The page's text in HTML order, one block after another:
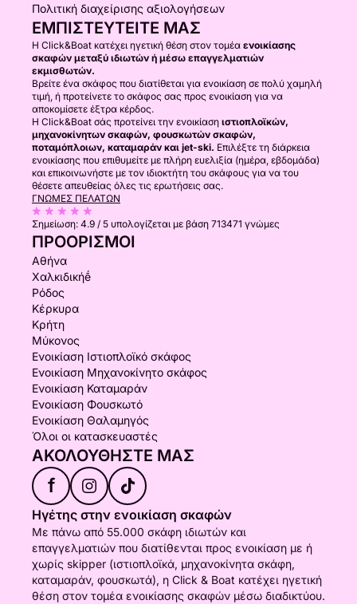
Πολιτική διαχείρισης αξιολογήσεων
ΕΜΠΙΣΤΕΥΤΕΊΤΕ ΜΑΣ
Η Click&Boat κατέχει ηγετική θέση στον τομέα ενοικίασης
σκαφών μεταξύ ιδιωτών ή μέσω επαγγελματιών
εκμισθωτών.
Βρείτε ένα σκάφος που διατίθεται για ενοικίαση σε πολύ χαμηλή
τιμή, ή προτείνετε το σκάφος σας προς ενοικίαση για να
αποκομίσετε έξτρα κέρδος.
Η Click&Boat σάς προτείνει την ενοικίαση ιστιοπλοϊκών,
μηχανοκίνητων σκαφών, φουσκωτών σκαφών,
ποταμόπλοιων, καταμαράν και jet-ski. Επιλέξτε τη διάρκεια
ενοικίασης που επιθυμείτε με πλήρη ευελιξία (ημέρα, εβδομάδα)
και επικοινωνήστε με τον ιδιοκτήτη του σκάφους για να του
θέσετε απευθείας όλες τις ερωτήσεις σας.
ΓΝΏΜΕΣ ΠΕΛΑΤΏΝ
Σημείωση: 4.9 / 5 υπολογίζεται με βάση 713471 γνώμες
ΠΡΟΟΡΙΣΜΟΊ
Αθήνα
Χαλκιδικήḗ
Ρόδος
Κέρκυρα
Κρήτη
Μύκονος
Ενοικίαση Ιστιοπλοϊκό σκάφος
Ενοικίαση Μηχανοκίνητο σκάφος
Ενοικίαση Καταμαράν
Ενοικίαση Φουσκωτό
Ενοικίαση Θαλαμηγός
Όλοι οι κατασκευαστές
ΑΚΟΛΟΥΘΉΣΤΕ ΜΑΣ
f
Ηγέτης στην ενοικίαση σκαφών
Με πάνω από 55.000 σκάφη ιδιωτών και
επαγγελματιών που διατίθενται προς ενοικίαση με ή
χωρίς skipper (ιστιοπλοϊκά, μηχανοκίνητα σκάφη,
καταμαράν, φουσκωτά), η Click & Boat κατέχει ηγετική
θέση στον τομέα ενοικίασης σκαφών μέσω διαδικτύου.